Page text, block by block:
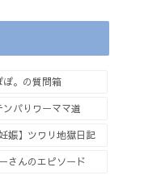
ぽ。の質問箱
ンパりワーママ道
娠】ツワリ地獄日記
さんのエピソード